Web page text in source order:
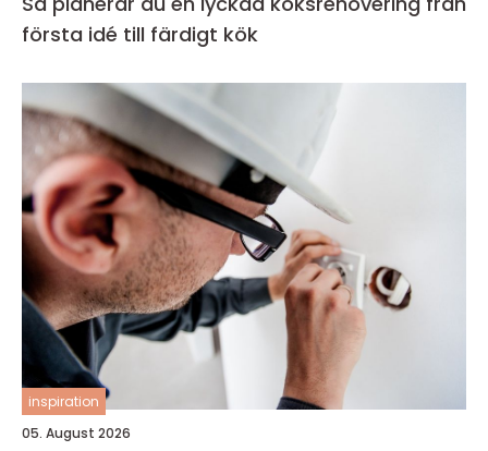
första idé till färdigt kök
inspiration
05. August 2026